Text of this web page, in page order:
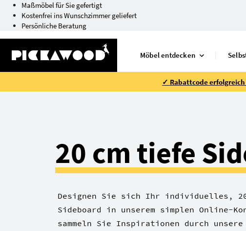
Maßmöbel für Sie gefertigt
Kostenfrei ins Wunschzimmer geliefert
Persönliche Beratung
Möbel entdecken
✓ Rabattcode
20 cm tiefe
Designen Sie sich Ihr individuelles,
Sideboard in unserem simplen Online-
sammeln Sie Inspirationen durch